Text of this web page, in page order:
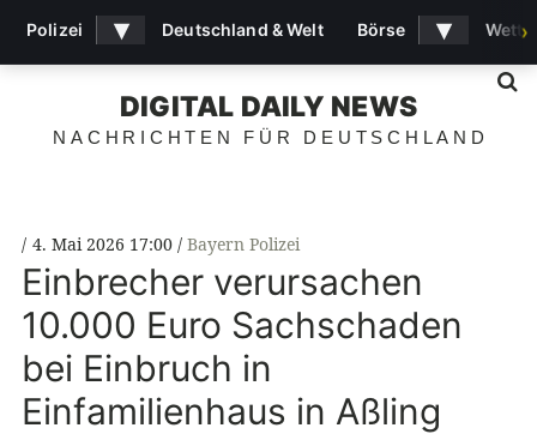
DIGITAL DAILY NEWS
NACHRICHTEN FÜR DEUTSCHLAND
4. Mai 2026 17:00 Bayern Polizei
Einbrecher verursachen
10.000 Euro Sachschaden
bei Einbruch in
Einfamilienhaus in Aßling
Polizei ▾ Deutschland & Welt Börse ▾ ›